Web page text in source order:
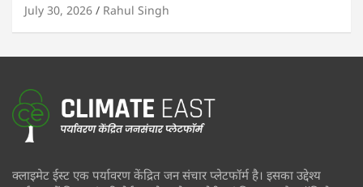
July 30, 2026 Rahul Singh
क्लाइमेट ईस्ट एक पर्यावरण केंद्रित जन संचार प्लेटफॉर्म है। इसका उद्देश्य